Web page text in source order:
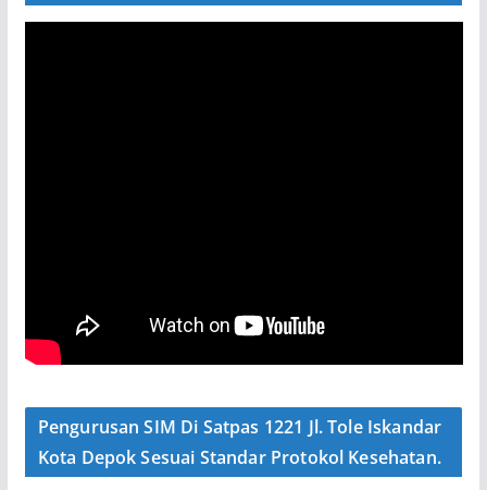
Pengurusan SIM Di Satpas 1221 Jl. Tole Iskandar
Kota Depok Sesuai Standar Protokol Kesehatan.